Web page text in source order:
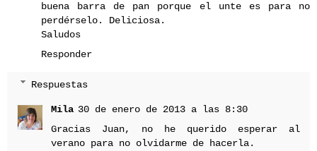
buena barra de pan porque el unte es para no
perdérselo. Deliciosa.
Saludos
Responder
Respuestas
Mila 30 de enero de 2013 a las 8:30
Gracias Juan, no he querido esperar al
verano para no olvidarme de hacerla.